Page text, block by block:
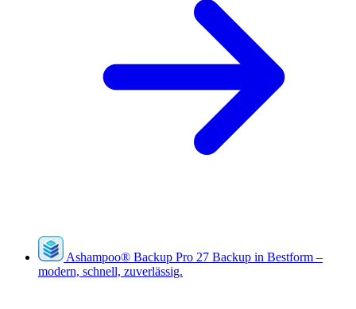
Ashampoo® Backup Pro 27 Backup in Bestform –
modern, schnell, zuverlässig.